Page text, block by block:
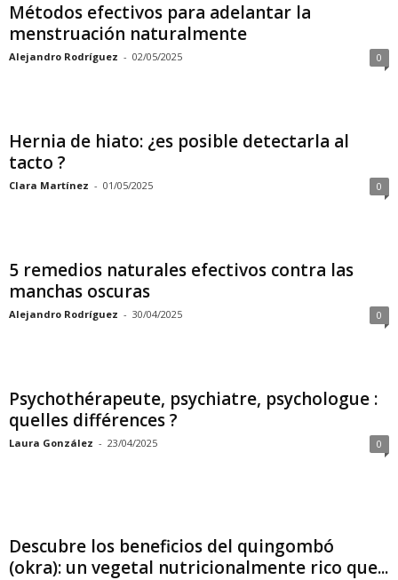
Métodos efectivos para adelantar la
menstruación naturalmente
Alejandro Rodríguez - 02/05/2025 0
Hernia de hiato: ¿es posible detectarla al
tacto ?
Clara Martínez - 01/05/2025 0
5 remedios naturales efectivos contra las
manchas oscuras
Alejandro Rodríguez - 30/04/2025 0
Psychothérapeute, psychiatre, psychologue :
quelles différences ?
Laura González - 23/04/2025 0
Descubre los beneficios del quingombó
(okra): un vegetal nutricionalmente rico que...